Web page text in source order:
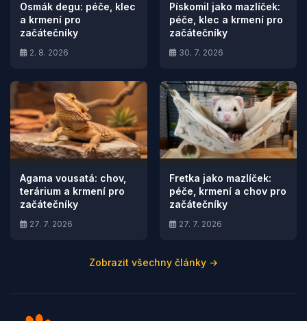
Osmák degu: péče, klec
a krmení pro
začátečníky
2. 8. 2026
Pískomil jako mazlíček:
péče, klec a krmení pro
začátečníky
30. 7. 2026
Agama vousatá: chov,
terárium a krmení pro
začátečníky
27. 7. 2026
Fretka jako mazlíček:
péče, krmení a chov pro
začátečníky
27. 7. 2026
Zobrazit všechny články →